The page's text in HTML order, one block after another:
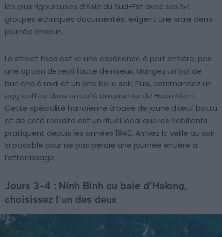
les plus rigoureuses d’Asie du Sud-Est avec ses 54
groupes ethniques documentés, exigent une vraie demi-
journée chacun.
La street food est ici une expérience à part entière, pas
une option de repli faute de mieux. Mangez un bol de
bun cha à midi et un pho bo le soir. Puis, commandez un
egg coffee dans un café du quartier de Hoan Kiem.
Cette spécialité hanoïenne à base de jaune d’œuf battu
et de café robusta est un rituel local que les habitants
pratiquent depuis les années 1940. Arrivez la veille au soir
si possible pour ne pas perdre une journée entière à
l’atterrissage.
Jours 3-4 : Ninh Binh ou baie d’Halong,
choisissez l’un des deux